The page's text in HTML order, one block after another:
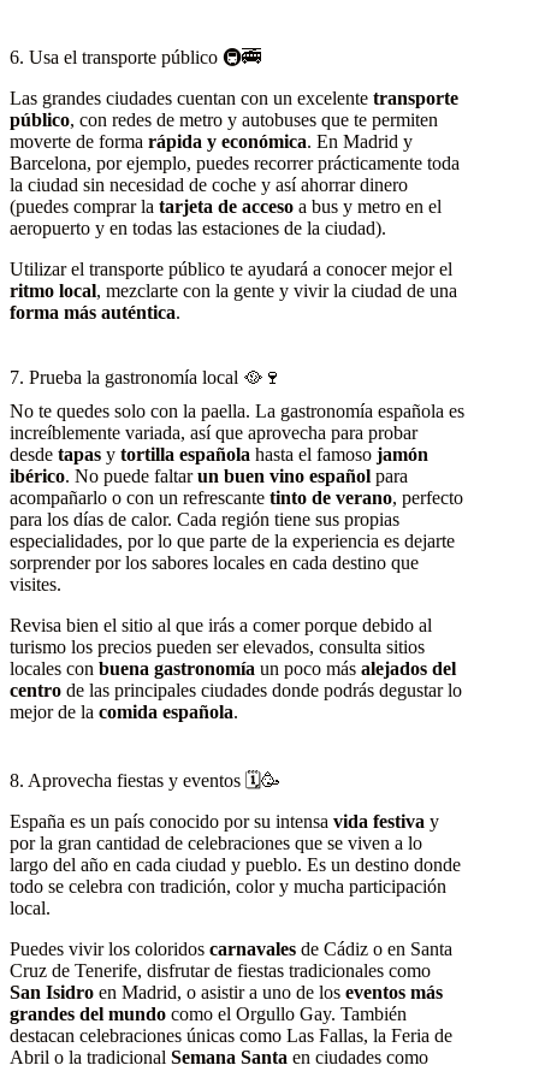
6. Usa el transporte público 🚇🚎
Las grandes ciudades cuentan con un excelente transporte
público, con redes de metro y autobuses que te permiten
moverte de forma rápida y económica. En Madrid y
Barcelona, por ejemplo, puedes recorrer prácticamente toda
la ciudad sin necesidad de coche y así ahorrar dinero
(puedes comprar la tarjeta de acceso a bus y metro en el
aeropuerto y en todas las estaciones de la ciudad).
Utilizar el transporte público te ayudará a conocer mejor el
ritmo local, mezclarte con la gente y vivir la ciudad de una
forma más auténtica.
7. Prueba la gastronomía local 🥘🍷
No te quedes solo con la paella. La gastronomía española es
increíblemente variada, así que aprovecha para probar
desde tapas y tortilla española hasta el famoso jamón
ibérico. No puede faltarun buen vino español para
acompañarlo o con un refrescante tinto de verano, perfecto
para los días de calor. Cada región tiene sus propias
especialidades, por lo que parte de la experiencia es dejarte
sorprender por los sabores locales en cada destino que
visites.
Revisa bien el sitio al que irás a comer porque debido al
turismo los precios pueden ser elevados, consulta sitios
locales con buena gastronomía un poco más alejados del
centro de las principales ciudades donde podrás degustar lo
mejor de la comida española.
8. Aprovecha fiestas y eventos 🗓️🥳
España es un país conocido por su intensa vida festiva y
por la gran cantidad de celebraciones que se viven a lo
largo del año en cada ciudad y pueblo. Es un destino donde
todo se celebra con tradición, color y mucha participación
local.
Puedes vivir los coloridos carnavales de Cádiz o en Santa
Cruz de Tenerife, disfrutar de fiestas tradicionales como
San Isidro en Madrid, o asistir a uno de los eventos más
grandes del mundo como el Orgullo Gay. También
destacan celebraciones únicas como Las Fallas, la Feria de
Abril o la tradicional Semana Santa en ciudades como